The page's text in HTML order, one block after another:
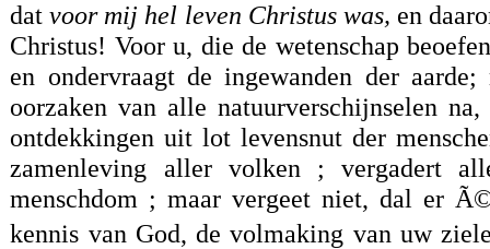
dat voor mij hel leven Christus was, en
Christus! Voor u, die de wetenschap
en ondervraagt de ingewanden der
oorzaken van alle natuurverschijnselen
ontdekkingen uit lot levensnut der
zamenleving aller volken ; vergadert
menschdom ; maar vergeet niet, dal er
kennis van God, de volmaking van uw